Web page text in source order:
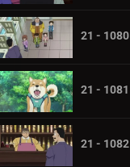
21 - 1080
21 - 1081
21 - 1082